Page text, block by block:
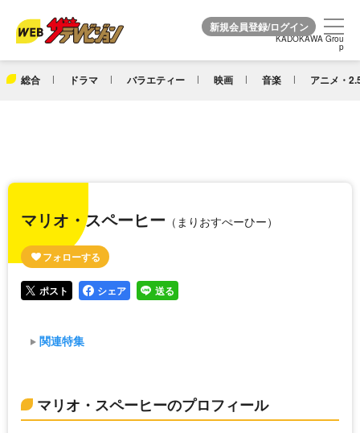
KADOKAWA Grou
p
総合 ドラマ バラエティー 映画 音楽 アニメ・
KADOKAWA Grou
p
マリオ・スペーヒー （まりおすぺーひー）
ポスト シェア 送る
関連特集
マリオ・スペーヒーのプロフィール